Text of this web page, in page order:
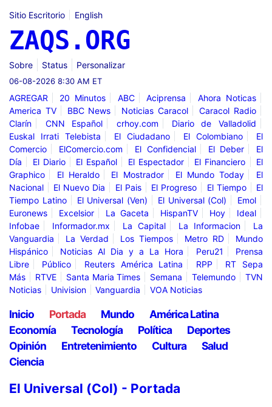
Sitio Escritorio English
ZAQS.ORG
Sobre Status Personalizar
06-08-2026 8:30 AM ET
AGREGAR 20 Minutos ABC Aciprensa
Ahora Noticas
America TV
BBC News Noticias Caracol
Caracol Radio
Clarín
CNN Español crhoy.com
Diario de Valladolid
Euskal Irrati Telebista
El Ciudadano El Colombiano
El
Comercio
ElComercio.com El Confidencial El Deber
El
Día
El Diario El Español El Espectador El Financiero
El
Graphico
El Heraldo El Mostrador El Mundo Today
El
Nacional
El Nuevo Dia El Pais El Progreso El Tiempo
El
Tiempo Latino
El Universal (Ven) El Universal (Col)
Emol
Euronews
Excelsior La Gaceta HispanTV Hoy
Ideal
Infobae
Informador.mx La Capital La Informacion
La
Vanguardia
La Verdad Los Tiempos Metro RD
Mundo
Hispánico
Noticias Al Dia y a La Hora Peru21
Prensa
Libre
Público Reuters América Latina RPP
RT Sepa
Más
RTVE Santa Maria Times Semana Telemundo
TVN
Noticias
Univision Vanguardia VOA Noticias
Inicio Portada Mundo
América Latina
Economía
Tecnología Política
Deportes
Opinión
Entretenimiento Cultura
Salud
Ciencia
El Universal (Col) - Portada